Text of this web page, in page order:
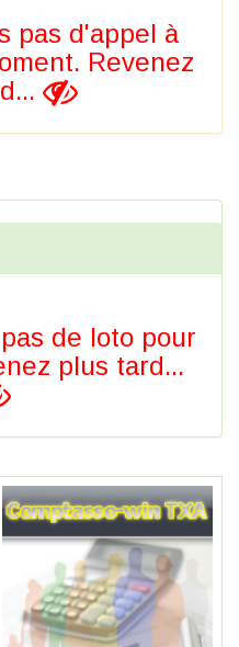
pas d'appel à
Revenez
de loto pour
plus tard...